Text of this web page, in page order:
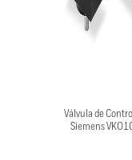
Válvula de
Siemens